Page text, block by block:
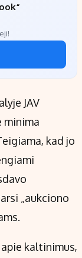
JAV
minima
kad jo
„aukciono
kaltinimus,